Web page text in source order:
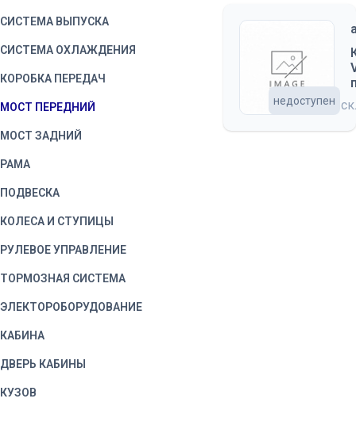
СИСТЕМА ВЫПУСКА
СИСТЕМА ОХЛАЖДЕНИЯ
КОРОБКА ПЕРЕДАЧ
МОСТ ПЕРЕДНИЙ
МОСТ ЗАДНИЙ
РАМА
ПОДВЕСКА
КОЛЕСА И СТУПИЦЫ
РУЛЕВОЕ УПРАВЛЕНИЕ
ТОРМОЗНАЯ СИСТЕМА
ЭЛЕКТОРОБОРУДОВАНИЕ
КАБИНА
ДВЕРЬ КАБИНЫ
КУЗОВ
на
недоступен